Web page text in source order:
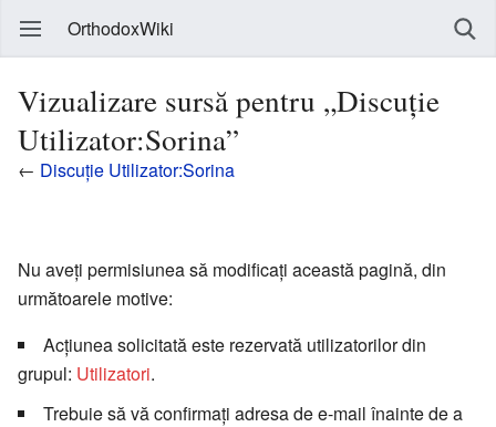
OrthodoxWiki
Vizualizare sursă pentru „Discuție
Utilizator:Sorina”
← Discuție Utilizator:Sorina
Nu aveți permisiunea să modificați această pagină, din
următoarele motive:
Acțiunea solicitată este rezervată utilizatorilor din
grupul: Utilizatori.
Trebuie să vă confirmați adresa de e-mail înainte de a